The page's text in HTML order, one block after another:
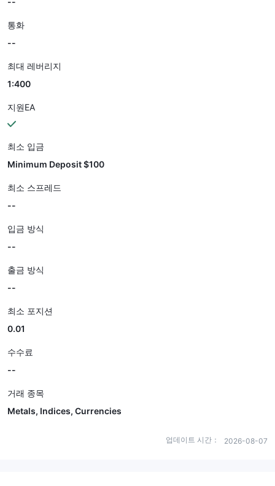
통화
--
최대 레버리지
1:400
지원EA
최소 입금
Minimum Deposit $100
최소 스프레드
--
입금 방식
--
출금 방식
--
최소 포지션
0.01
수수료
--
거래 종목
Metals, Indices, Currencies
업데이트 시간： 2026-08-07